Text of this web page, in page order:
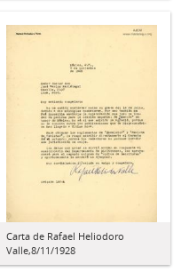
Carta de Rafael Heliodoro
Valle,8/11/1928